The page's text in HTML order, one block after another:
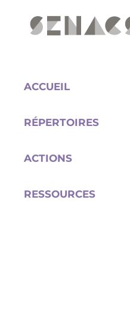
ACCUEIL
RÉPERTOIRES
ACTIONS
RESSOURCES